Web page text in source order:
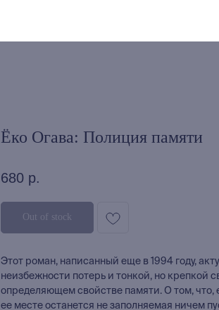
Ёко Огава: Полиция памяти
680 р.
Out of stock
Этот роман, написанный еще в 1994 году,
неизбежности потерь и тонкой, но крепкой
определяющем свойстве памяти. О том, что,
ее месте останется не заполняемая ничем